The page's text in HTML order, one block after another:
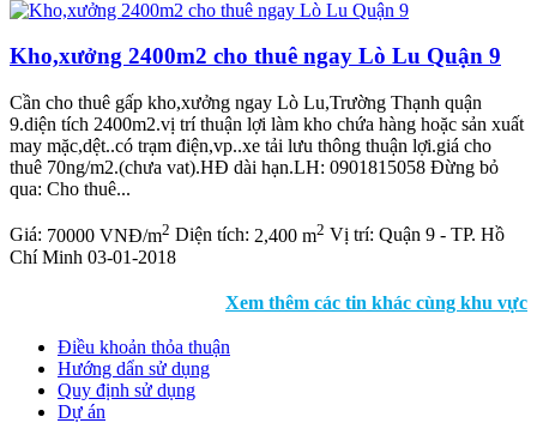
Kho,xưởng 2400m2 cho thuê ngay Lò Lu Quận 9
Cần cho thuê gấp kho,xưởng ngay Lò Lu,Trường Thạnh quận
9.diện tích 2400m2.vị trí thuận lợi làm kho chứa hàng hoặc sản xuất
may mặc,dệt..có trạm điện,vp..xe tải lưu thông thuận lợi.giá cho
thuê 70ng/m2.(chưa vat).HĐ dài hạn.LH: 0901815058 Đừng bỏ
qua: Cho thuê...
Giá: 70000 VNĐ/m2 Diện tích: 2,400 m2 Vị trí: Quận 9 - TP. Hồ
Chí Minh 03-01-2018
Xem thêm các tin khác cùng khu vực
Điều khoản thỏa thuận
Hướng dẩn sử dụng
Quy định sử dụng
Dự án